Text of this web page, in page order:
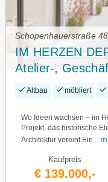
IM HERZEN
Atelier-,
Altbau möbliert
Wo Ideen wachsen – im
Projekt, das historische
Architektur vereint.Ein...
Kaufpreis
€ 139.000,-